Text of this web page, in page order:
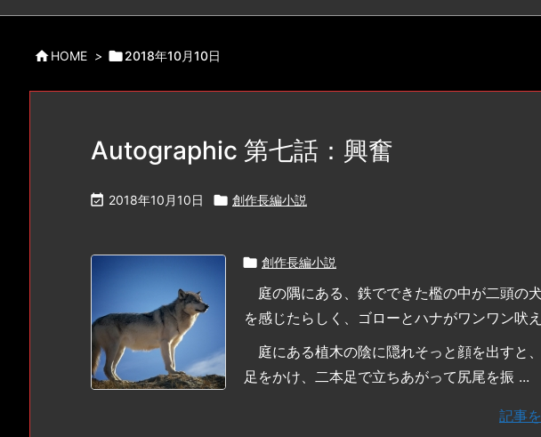
HOME > 2018年10月10日
Autographic 第七話：興奮
 2018年10月10日  創作長編小説
 創作長編小説
庭の隅にある、鉄でできた檻の中が二頭の
を感じたらしく、ゴローとハナがワンワン吠え
庭にある植木の陰に隠れそっと顔を出すと
足をかけ、二本足で立ちあがって尻尾を振 ...
記事